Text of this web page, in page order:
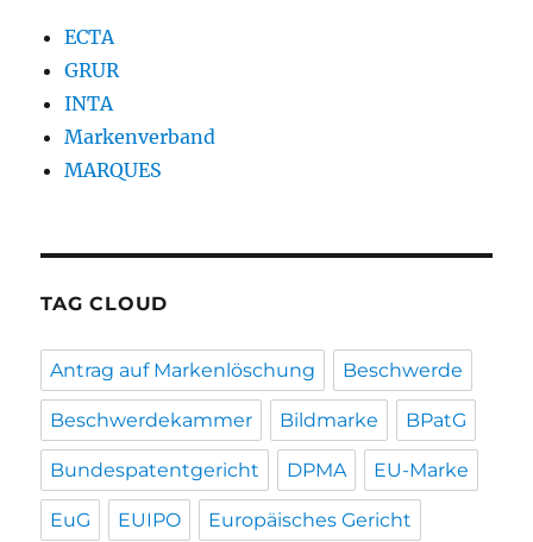
ECTA
GRUR
INTA
Markenverband
MARQUES
TAG CLOUD
Antrag auf Markenlöschung Beschwerde
Beschwerdekammer Bildmarke BPatG
Bundespatentgericht DPMA EU-Marke
EuG EUIPO Europäisches Gericht